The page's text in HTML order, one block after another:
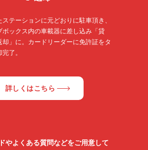
ステーションに元どおりに駐車頂き、
ボックス内の車載器に差し込み「貸
却」に。カードリーダーに免許証をタ
了。
詳しくはこちら
やよくある質問などをご用意して